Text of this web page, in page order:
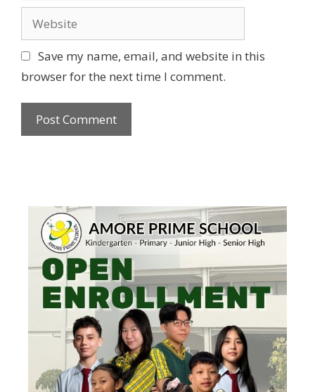
Save my name, email, and website in this
browser for the next time I comment.